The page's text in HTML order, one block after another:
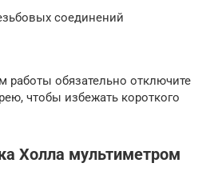
соединений
работы обязательно отключите
чтобы избежать короткого
Холла мультиметром